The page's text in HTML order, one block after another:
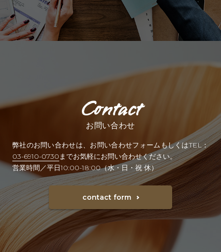
お問い合わせ
弊社のお問い合わせは、お問い合わせフォームもしくはTEL：
03-6910-0730までお気軽にお問い合わせください。
営業時間／平日10:00-18:00（水・日・祝 休）
contact form